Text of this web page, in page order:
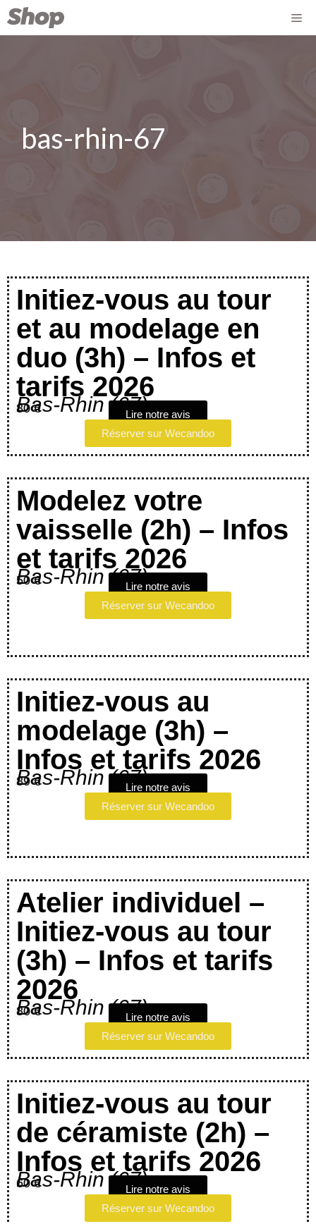
bas-rhin-67
Initiez-vous au tour
et au modelage en
duo (3h) – Infos et
tarifs 2026
Bas-Rhin (67)
80 €
Lire notre avis
Réserver sur Wecandoo
Modelez votre
vaisselle (2h) – Infos
et tarifs 2026
Bas-Rhin (67)
50 €
Lire notre avis
Réserver sur Wecandoo
Initiez-vous au
modelage (3h) –
Infos et tarifs 2026
Bas-Rhin (67)
89 €
Lire notre avis
Réserver sur Wecandoo
Atelier individuel –
Initiez-vous au tour
(3h) – Infos et tarifs
2026
Bas-Rhin (67)
80 €
Lire notre avis
Réserver sur Wecandoo
Initiez-vous au tour
de céramiste (2h) –
Infos et tarifs 2026
Bas-Rhin (67)
60 €
Lire notre avis
Réserver sur Wecandoo